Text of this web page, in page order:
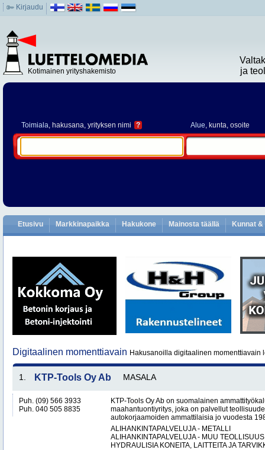
Kirjaudu
Kotimainen yrityshakemisto
ja
Toimiala, hakusana, yrityksen nimi ? Alue, kunta, osoite
Etusivu Markkinapaikka Hakukone Mainosta täällä Kunnat
Digitaalinen momenttiavain Hakusanoilla digitaalinen momenttiavain
1. KTP-Tools Oy Ab MASALA
Puh. (09) 566 3933
Puh. 040 505 8835
KTP-Tools Oy Ab on suomalainen
maahantuontiyritys, joka on palvellut
autokorjaamoiden ammattilaisia jo vuodesta
ALIHANKINTAPALVELUJA - METALLI
ALIHANKINTAPALVELUJA - MUU TEOLLISUUS
HYDRAULISIA KONEITA, LAITTEITA JA